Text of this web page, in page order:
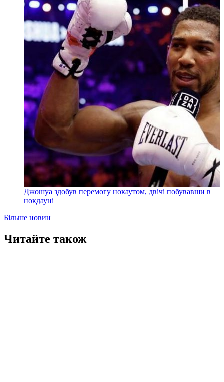
Джошуа здобув перемогу нокаутом, двічі побувавши в
нокдауні
Більше новин
Читайте також